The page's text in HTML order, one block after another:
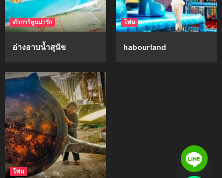
ตัวการ์ตูนน่ารัก
อ่างอาบน้ำสุนัข
โฟม
habourland
โฟม